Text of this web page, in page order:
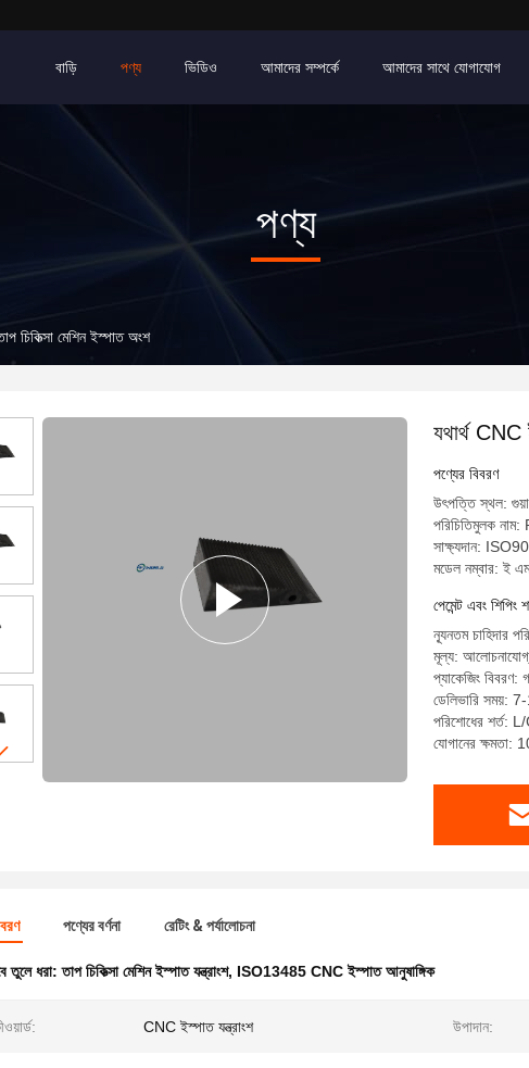
বাড়ি পণ্য ভিডিও আমাদের সম্পর্কে আমাদের সাথে যোগাযোগ
পণ্য
চিকিত্সা মেশিন ইস্পাত অংশ
যথার্থ CNC
পণ্যের বিবরণ
উৎপত্তি স্থল:
পরিচিতিমুলক
সাক্ষ্যদান:
মডেল নম্বার: ই এম
পেমেন্ট এবং শিপিং
ন্যূনতম চাহিদার
মূল্য:
প্যাকেজিং বিবরণ:
ডেলিভারি সময়:
পরিশোধের শর্ত:
যোগানের ক্ষমতা:
পণ্যের বর্ণনা রেটিং & পর্যালোচনা
তুলে ধরা:তাপ চিকিত্সা মেশিন ইস্পাত যন্ত্রাংশ, ISO13485 CNC ইস্পাত আনুষাঙ্গিক
CNC ইস্পাত যন্ত্রাংশ উপাদান: